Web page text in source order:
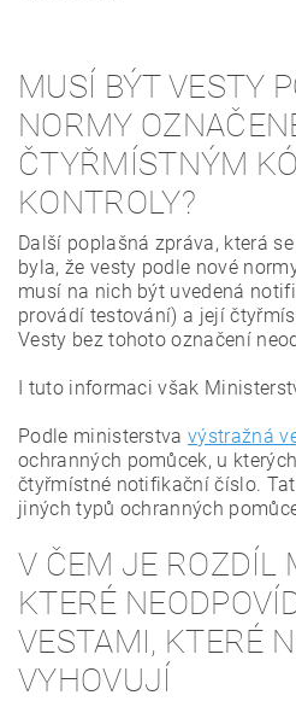
MUSÍ BÝT VESTY
NORMY
ČTYŘMÍSTNÝM
KONTROLY?
Další poplašná zpráva, která
byla, že vesty podle nové
musí na nich být uvedená
provádí testování) a její
Vesty bez tohoto označení
I tuto informaci však
Podle ministerstvavýstražná
ochranných pomůcek, u
čtyřmístné notifikační číslo.
jiných typů ochranných
V ČEM JE ROZDÍL
KTERÉ
VESTAMI, KTERÉ
VYHOVUJÍ